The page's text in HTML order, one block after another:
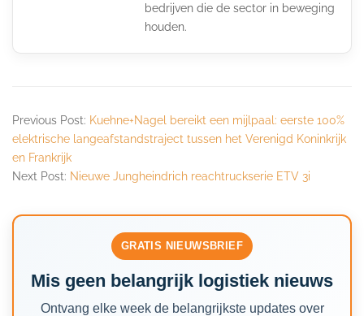
bedrijven die de sector in beweging
houden.
Previous Post: Kuehne+Nagel bereikt een mijlpaal: eerste 100%
elektrische langeafstandstraject tussen het Verenigd Koninkrijk
en Frankrijk
Next Post: Nieuwe Jungheindrich reachtruckserie ETV 3i
GRATIS NIEUWSBRIEF
Mis geen belangrijk logistiek nieuws
Ontvang elke week de belangrijkste updates over